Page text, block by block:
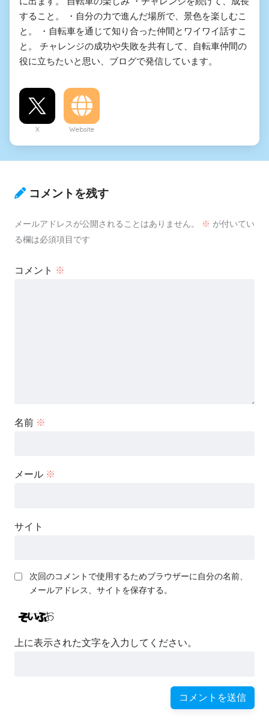
すること。 ・自分の力で進んだ場所で、景色を楽しむこ
と。 ・自転車を通じて知り合った仲間とワイワイ話すこ
と。 チャレンジの成功や失敗を共有して、自転車仲間の
役に立ちたいと思い、ブログで発信しています。
X Website
コメントを残す
メールアドレスが公開されることはありません。 ※ が付いてい
る欄は必須項目です
コメント ※
名前 ※
メール ※
サイト
次回のコメントで使用するためブラウザーに自分の名前、
メールアドレス、サイトを保存する。
上に表示された文字を入力してください。